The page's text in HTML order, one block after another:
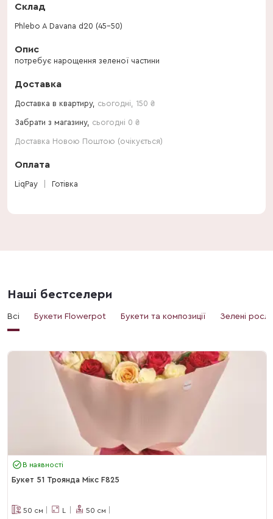
Склад
Phlebo A Davana d20 (45-50)
Опис
потребує нарощення зеленої частини
Доставка
Доставка в квартиру, сьогодні 150 ₴
Забрати з магазину, сьогодні 0 ₴
Доставка Новою Поштою (очікується)
Оплата
LiqPay Готівка
Наші бестселери
Всі Букети Flowerpot Букети та композиції Зелені
В наявності
Букет 51 Троянда Мікс F825
50 см L 50 см